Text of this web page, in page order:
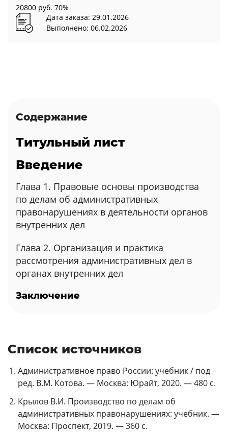
20800 руб. 70%
Дата заказа: 29.01.2026
Выполнено: 06.02.2026
Содержание
Титульный лист
Введение
Глава 1. Правовые основы производства
по делам об административных
правонарушениях в деятельности органов
внутренних дел
Глава 2. Организация и практика
рассмотрения административных дел в
органах внутренних дел
Заключение
Список источников
Административное право России: учебник / под
ред. В.М. Котова. — Москва: Юрайт, 2020. — 480 с.
Крылов В.И. Производство по делам об
административных правонарушениях: учебник. —
Москва: Проспект, 2019. — 360 с.